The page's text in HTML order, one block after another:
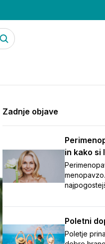
Zadnje objave
in kako si
Poletni
Poletje